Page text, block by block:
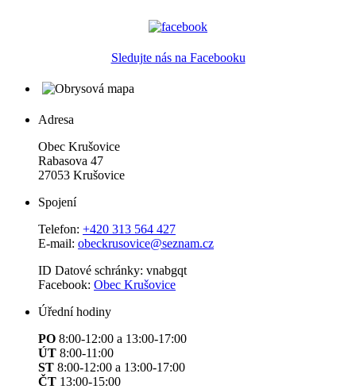
Sledujte nás na Facebooku
Adresa
Obec Krušovice
Rabasova 47
27053 Krušovice
Spojení
Telefon: +420 313 564 427
E-mail: obeckrusovice@seznam.cz
ID Datové schránky: vnabgqt
Facebook: Obec Krušovice
Úřední hodiny
PO 8:00-12:00 a 13:00-17:00
ÚT 8:00-11:00
ST 8:00-12:00 a 13:00-17:00
ČT 13:00-15:00